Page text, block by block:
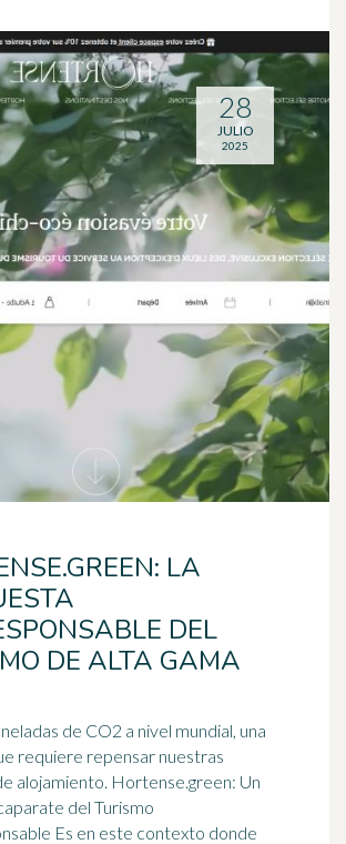
LA
DEL
DE ALTA GAMA
de CO2 a nivel mundial, una
requiere repensar nuestras
alojamiento. Hortense.green: Un
del Turismo
Es en este contexto donde
28
JULIO
2025